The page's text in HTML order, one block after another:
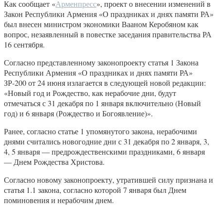
Как сообщает «Арменпресс», проект о внесении изменений в
Закон Республики Армения «О праздниках и днях памяти РА»
был внесен министром экономики Вааном Керобяном как
вопрос, незаявленный в повестке заседания правительства РА
16 сентября.
Согласно представленному законопроекту статья 1 Закона
Республики Армения «О праздниках и днях памяти РА»
ЗР-200 от 24 июня излагается в следующей новой редакции:
«Новый год и Рождество, как нерабочие дни, будут
отмечаться с 31 декабря по 1 января включительно (Новый
год) и 6 января (Рождество и Богоявление)».
Ранее, согласно статье 1 упомянутого закона, нерабочими
днями считались новогодние дни с 31 декабря по 2 января, 3,
4, 5 января — предрождественскими праздниками, 6 января
— Днем Рождества Христова.
Согласно новому законопроекту, утратившей силу признана и
статья 1.1 закона, согласно которой 7 января был Днем
поминовения и нерабочим днем.